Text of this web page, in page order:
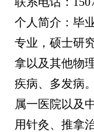
个人简介：毕
专业，硕士研
拿以及其他物
疾病、多发病
属一医院以及
用针灸、推拿